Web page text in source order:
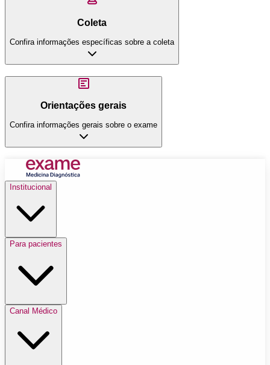
Coleta
Confira informações específicas sobre a coleta
Orientações gerais
Confira informações gerais sobre o exame
Institucional
Para pacientes
Canal Médico